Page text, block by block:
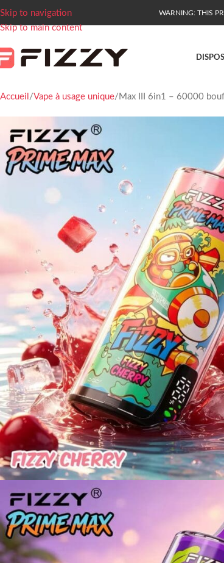
Skip to navigation
Skip to main content
WARNING: THIS
Accueil Vape à usage unique Max III 6in1 – 60000